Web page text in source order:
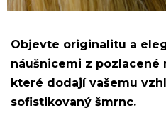
Objevte originalitu a
náušnicemi z pozlacené
které dodají vašemu
sofistikovaný šmrnc.